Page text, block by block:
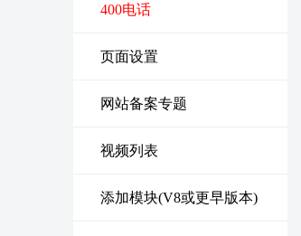
400电话
页面设置
网站备案专题
视频列表
添加模块(V8或更早版本)